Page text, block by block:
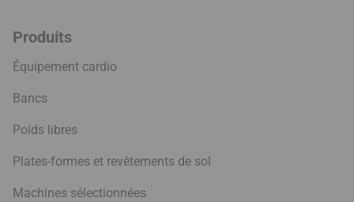
Produits
Équipement cardio
Bancs
Poids libres
Plates-formes et revêtements de sol
Machines sélectionnées